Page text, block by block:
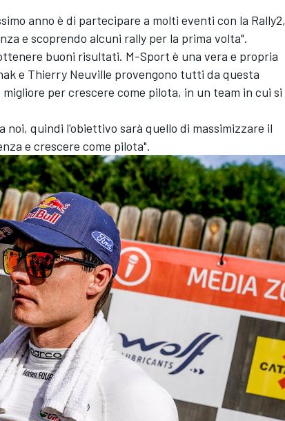
anno è di partecipare a molti eventi con la Rally2,
e scoprendo alcuni rally per la prima volta".
buoni risultati. M-Sport è una vera e propria
e Thierry Neuville provengono tutti da questa
per crescere come pilota, in un team in cui si
noi, quindi l'obiettivo sarà quello di massimizzare il
e crescere come pilota".